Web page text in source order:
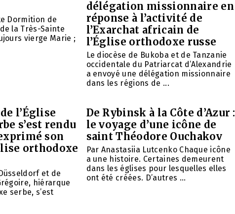
Dormition de
la Très-Sainte
vierge Marie ;
délégation missionnaire en
réponse à l’activité de
l’Exarchat africain de
l’Église orthodoxe russe
Le diocèse de Bukoba et de Tanzanie
occidentale du Patriarcat d’Alexandrie
a envoyé une délégation missionnaire
dans les régions de ...
l’Église
s’est rendu
son
orthodoxe
et de
hiérarque
serbe, s’est
De Rybinsk à la Côte d’Azur :
le voyage d’une icône de
saint Théodore Ouchakov
Par Anastasiia Lutcenko Chaque icône
a une histoire. Certaines demeurent
dans les églises pour lesquelles elles
ont été créées. D’autres ...